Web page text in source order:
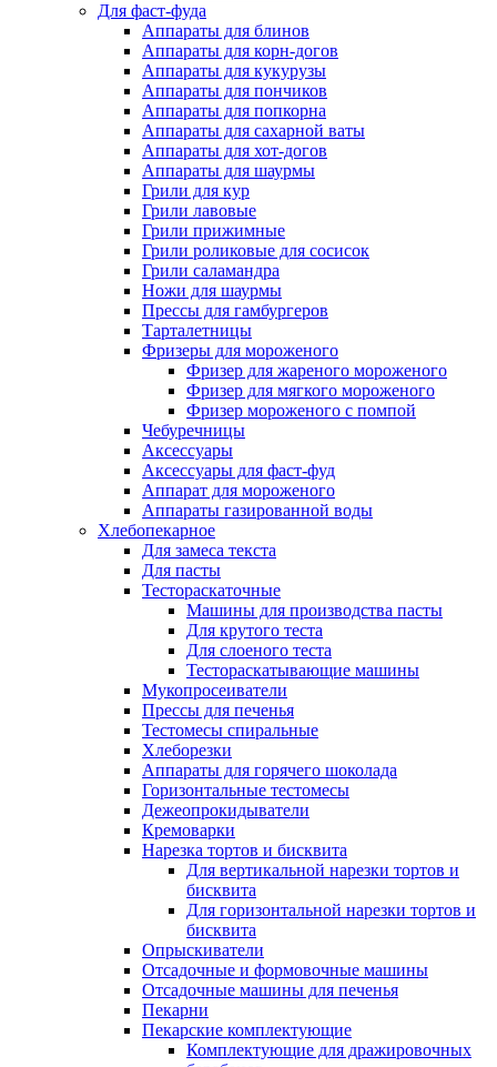
Для фаст-фуда
Аппараты для блинов
Аппараты для корн-догов
Аппараты для кукурузы
Аппараты для пончиков
Аппараты для попкорна
Аппараты для сахарной ваты
Аппараты для хот-догов
Аппараты для шаурмы
Грили для кур
Грили лавовые
Грили прижимные
Грили роликовые для сосисок
Грили саламандра
Ножи для шаурмы
Прессы для гамбургеров
Тарталетницы
Фризеры для мороженого
Фризер для жареного мороженого
Фризер для мягкого мороженого
Фризер мороженого с помпой
Чебуречницы
Аксессуары
Аксессуары для фаст-фуд
Аппарат для мороженого
Аппараты газированной воды
Хлебопекарное
Для замеса текста
Для пасты
Тестораскаточные
Машины для производства пасты
Для крутого теста
Для слоеного теста
Тестораскатывающие машины
Мукопросеиватели
Прессы для печенья
Тестомесы спиральные
Хлеборезки
Аппараты для горячего шоколада
Горизонтальные тестомесы
Дежеопрокидыватели
Кремоварки
Нарезка тортов и бисквита
Для вертикальной нарезки тортов и
бисквита
Для горизонтальной нарезки тортов и
бисквита
Опрыскиватели
Отсадочные и формовочные машины
Отсадочные машины для печенья
Пекарни
Пекарские комплектующие
Комплектующие для дражировочных